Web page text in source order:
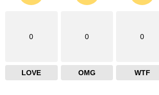
0
LOVE
0
OMG
0
WTF